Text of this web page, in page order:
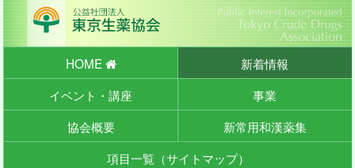
HOME
新着情報
イベント・講座
事業
協会概要
新常用和漢薬集
項目一覧（サイトマップ）